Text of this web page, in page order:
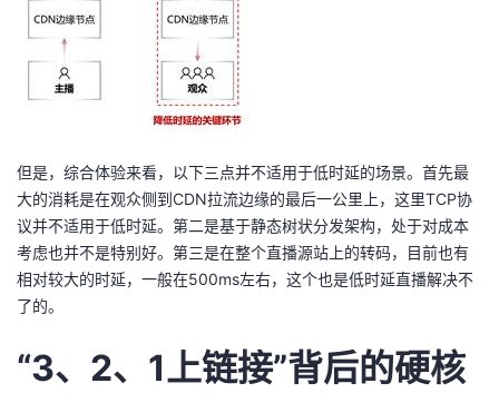
但是，综合体验来看，以下三点并不适用于低时延的场景。首先最
大的消耗是在观众侧到CDN拉流边缘的最后一公里上，这里TCP协
议并不适用于低时延。第二是基于静态树状分发架构，处于对成本
考虑也并不是特别好。第三是在整个直播源站上的转码，目前也有
相对较大的时延，一般在500ms左右，这个也是低时延直播解决不
了的。
“3、2、1上链接”背后的硬核